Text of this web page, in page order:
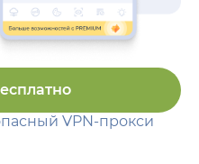
VPN-прокси